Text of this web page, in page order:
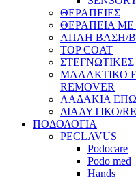
ΘΕΡΑΠΕΙΕΣ
ΘΕΡΑΠΕΙΑ
ΑΠΛΗ ΒΑΣΗ/
TOP COAT
ΜΑΛΑΚΤΙΚΟ
REMOVER
ΛΑΔΑΚΙΑ
ΔΙΑΛΥΤΙΚΟ/
ΠΟΔΟΛΟΓΙΑ
PECLAVUS
Podocare
Podo med
Hands